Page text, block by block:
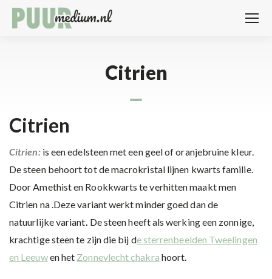
Citrien
Citrien
Citrien:is een edelsteen met een geel of oranjebruine kleur.
De steen behoort tot de macrokristal lijnen kwarts familie.
Door Amethist en Rookkwarts te verhitten maakt men
Citrien na .Deze variant werkt minder goed dan de
natuurlijke variant. De steen heeft als werking een zonnige,
krachtige steen te zijn die bij de sterrenbeelden Tweelingen
en Leeuwen het Zonnevlecht chakra hoort.